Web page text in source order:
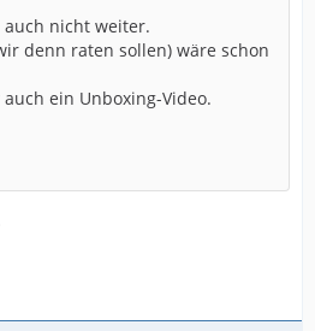
nicht weiter.
denn raten sollen) wäre schon
ein Unboxing-Video.